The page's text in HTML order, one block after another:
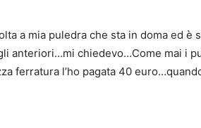
a mia puledra che sta in doma ed
anteriori…mi chiedevo…Come mai i
ferratura l’ho pagata 40